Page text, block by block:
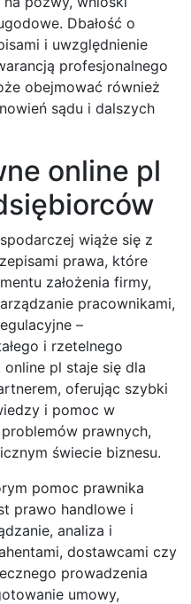
Dbałość o
i uwzględnienie
profesjonalnego
obejmować również
sądu i dalszych
online pl
wiąże się z
prawa, które
założenia firmy,
pracownikami,
–
i rzetelnego
pl staje się dla
oferując szybki
i pomoc w
prawnych,
świecie biznesu.
pomoc prawnika
prawo handlowe i
analiza i
dostawcami czy
prowadzenia
umowy,